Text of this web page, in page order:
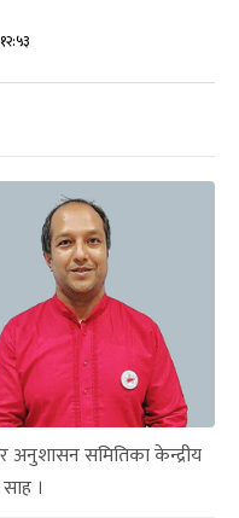
अनुशासन समितिका केन्द्रीय
।